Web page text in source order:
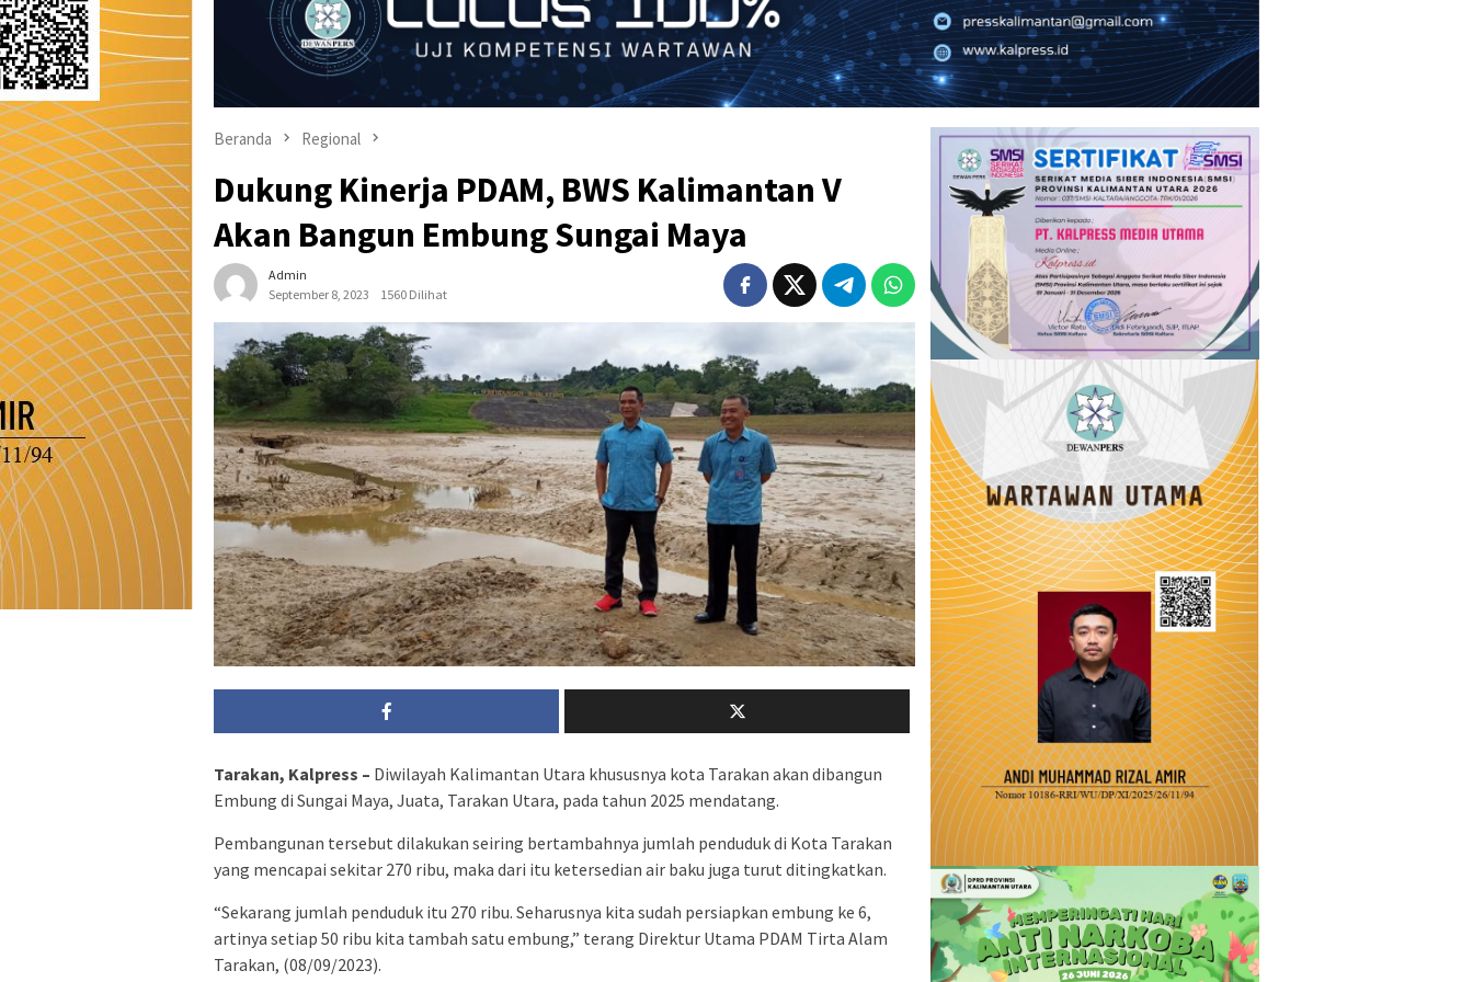
Beranda Regional
Dukung Kinerja PDAM, BWS Kalimantan V
Akan Bangun Embung Sungai Maya
Admin
September 8, 2023
1560 Dilihat
Tarakan, Kalpress – Diwilayah Kalimantan Utara khususnya kota Tarakan akan dibangun
Embung di Sungai Maya, Juata, Tarakan Utara, pada tahun 2025 mendatang.
Pembangunan tersebut dilakukan seiring bertambahnya jumlah penduduk di Kota Tarakan
yang mencapai sekitar 270 ribu, maka dari itu ketersedian air baku juga turut ditingkatkan.
“Sekarang jumlah penduduk itu 270 ribu. Seharusnya kita sudah persiapkan embung ke 6,
artinya setiap 50 ribu kita tambah satu embung,” terang Direktur Utama PDAM Tirta Alam
Tarakan, (08/09/2023).